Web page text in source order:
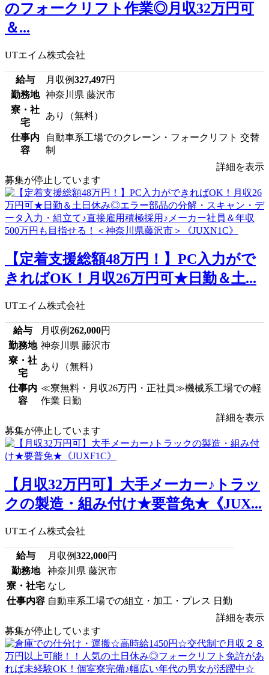
のフォークリフト作業◎月収32万円可
＆...
UTエイム株式会社
給与 月収例327,497円
勤務地
神奈川県 藤沢市
寮・社
宅
あり（無料）
仕事内
容
自動車系工場でのクレーン・フォークリフト 交替
制
詳細を表示
募集が停止しています
【定着支援総額48万円！】PC入力がで
きればOK！月収26万円可★日勤＆土...
UTエイム株式会社
給与 月収例262,000円
勤務地 神奈川県 藤沢市
寮・社
宅
あり（無料）
仕事内
容
≪寮無料・月収26万円・正社員≫機械系工場での軽
作業 日勤
詳細を表示
募集が停止しています
【月収32万円可】大手メーカー♪トラッ
クの製造・組み付け★要普免★《JUX...
UTエイム株式会社
給与 月収例322,000円
勤務地
神奈川県 藤沢市
寮・社宅 なし
仕事内容 自動車系工場での組立・加工・プレス 日勤
詳細を表示
募集が停止しています